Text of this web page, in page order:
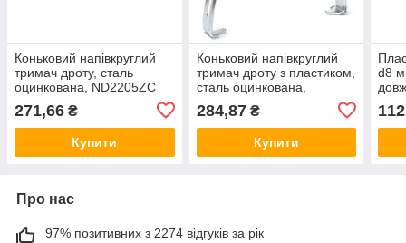
Коньковий напівкруглий
тримач дроту, сталь
оцинкована, ND2205ZC
271,66 ₴
Купити
Коньковий напівкруглий
тримач дроту з пластиком,
сталь оцинкована,
284,87₴
Купити
d8
Про нас
97% позитивних з 2274 відгуків за рік